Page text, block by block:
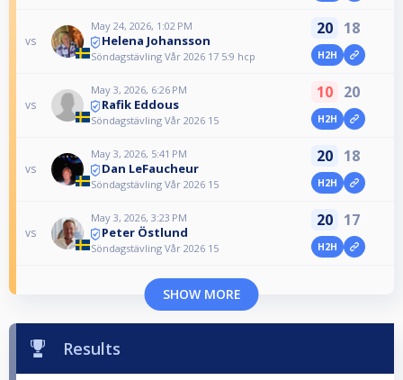
vs
May 24, 2026, 1:02 PM
Helena Johansson
Söndagstävling Vår 2026 17 5:9 hcp
20 18
H2H
vs
May 3, 2026, 6:26 PM
Rafik Eddous
Söndagstävling Vår 2026 15
10 20
H2H
vs
May 3, 2026, 5:41 PM
Dan LeFaucheur
Söndagstävling Vår 2026 15
20 18
H2H
vs
May 3, 2026, 3:23 PM
Peter Östlund
Söndagstävling Vår 2026 15
20 17
H2H
SHOW MORE
Results